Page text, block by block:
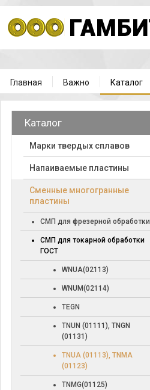
Главная Важно Каталог
Каталог
Марки твердых сплавов
Напаиваемые пластины
Cменные многогранные
пластины
СМП для фрезерной обработки
СМП для токарной обработки
ГОСТ
WNUA(02113)
WNUM(02114)
TEGN
TNUN (01111), TNGN
(01131)
TNUA (01113), TNMA
(01123)
TNMG(01125)